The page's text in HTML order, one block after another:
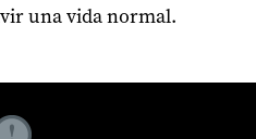
una vida normal.